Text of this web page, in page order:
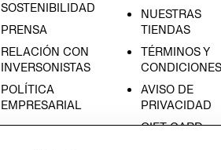
SOSTENIBILIDAD
PRENSA
RELACIÓN CON
INVERSONISTAS
POLÍTICA
EMPRESARIAL
NUESTRAS
TIENDAS
TÉRMINOS Y
CONDICIONES
AVISO DE
PRIVACIDAD
GIFT CARD